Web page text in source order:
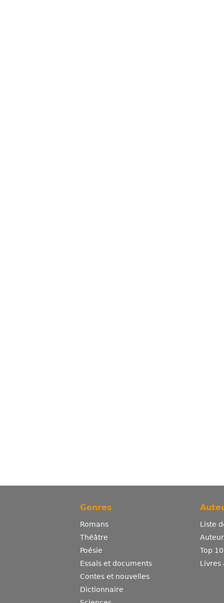
Genres
Romans
Théâtre
Poésie
Essais et documents
Contes et nouvelles
Dictionnaire
Liste
Top
Livres